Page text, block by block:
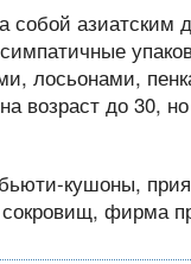
собой
лосьонами,
возраст до 30,
кушоны,
фирма